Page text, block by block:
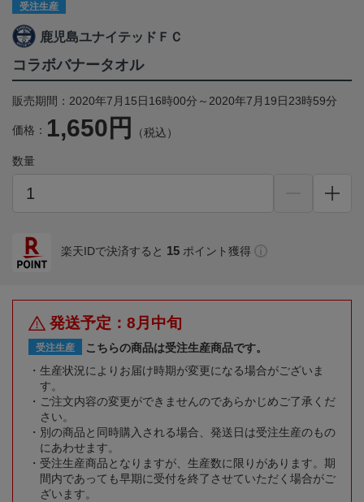
受注生産
鹿児島ユナイテッドＦＣ
コラボバナータオル
販売期間：2020年7月15日16時00分～2020年7月19日23時59分
価格： 1,650円 （税込）
数量
楽天IDで決済すると 15 ポイント獲得
発送予定：8月中旬
受注生産
こちらの商品は受注生産商品です。
生産状況によりお届け時期が変更になる場合がございま
す。
ご注文内容の変更ができませんのであらかじめご了承くだ
さい。
別の商品と同時購入される場合、発送日は受注生産のもの
にあわせます。
受注生産商品となりますが、生産数に限りがあります。期
間内であっても早期に受付を終了させていただく場合がご
ざいます。